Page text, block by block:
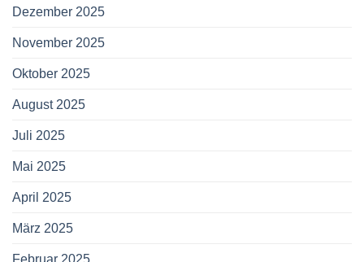
Dezember 2025
November 2025
Oktober 2025
August 2025
Juli 2025
Mai 2025
April 2025
März 2025
Februar 2025